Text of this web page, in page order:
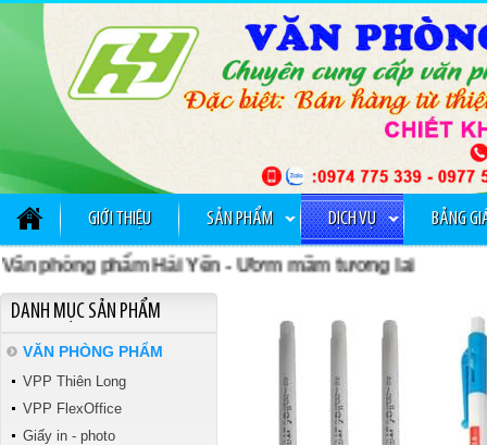
GIỚI THIỆU SẢN PHẨM DỊCH VỤ BẢNG
phòng phẩm Hải Yến - Ươm mầm tương lai
DANH MỤC SẢN PHẨM
VĂN PHÒNG PHẨM
VPP Thiên Long
VPP FlexOffice
Giấy in - photo
GỠ KIM BẤM TTH 029